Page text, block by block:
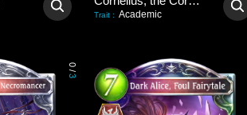
Trait : Academic
0
/
3